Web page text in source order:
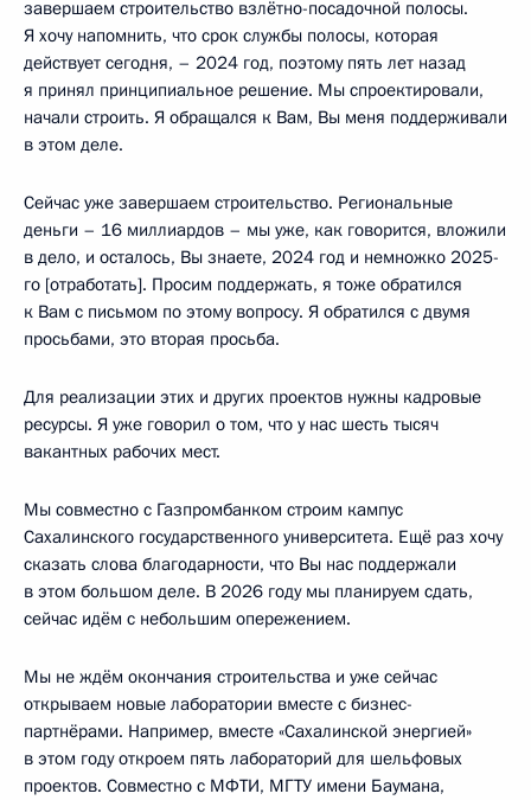
завершаем строительство взлётно-посадочной полосы.
Я хочу напомнить, что срок службы полосы, которая
действует сегодня, – 2024 год, поэтому пять лет назад
я принял принципиальное решение. Мы спроектировали,
начали строить. Я обращался к Вам, Вы меня поддерживали
в этом деле.
Сейчас уже завершаем строительство. Региональные
деньги – 16 миллиардов – мы уже, как говорится, вложили
в дело, и осталось, Вы знаете, 2024 год и немножко 2025-
го [отработать]. Просим поддержать, я тоже обратился
к Вам с письмом по этому вопросу. Я обратился с двумя
просьбами, это вторая просьба.
Для реализации этих и других проектов нужны кадровые
ресурсы. Я уже говорил о том, что у нас шесть тысяч
вакантных рабочих мест.
Мы совместно с Газпромбанком строим кампус
Сахалинского государственного университета. Ещё раз хочу
сказать слова благодарности, что Вы нас поддержали
в этом большом деле. В 2026 году мы планируем сдать,
сейчас идём с небольшим опережением.
Мы не ждём окончания строительства и уже сейчас
открываем новые лаборатории вместе с бизнес-
партнёрами. Например, вместе «Сахалинской энергией»
в этом году откроем пять лабораторий для шельфовых
проектов. Совместно с МФТИ, МГТУ имени Баумана,